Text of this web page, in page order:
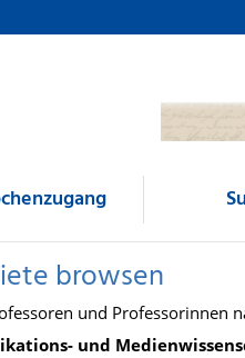
browsen
und Professorinnen
und